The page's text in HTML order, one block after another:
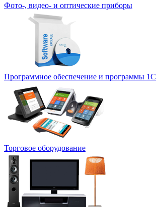
Фото-, видео- и оптические приборы
Программное обеспечение и программы 1С
Торговое оборудование